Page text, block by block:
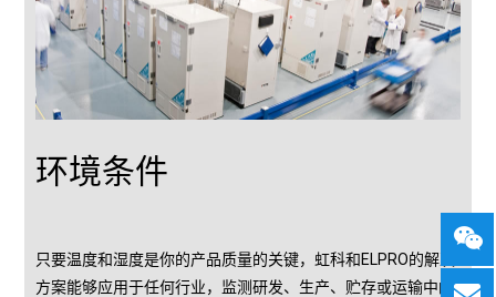
环境条件
只要温度和湿度是你的产品质量的关键，虹科和ELPRO的解决
方案能够应用于任何行业，监测研发、生产、贮存或运输中的